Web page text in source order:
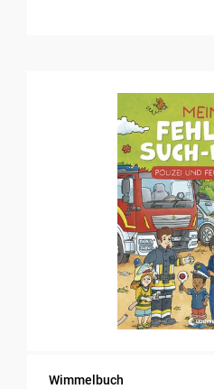
Wimmelbuch